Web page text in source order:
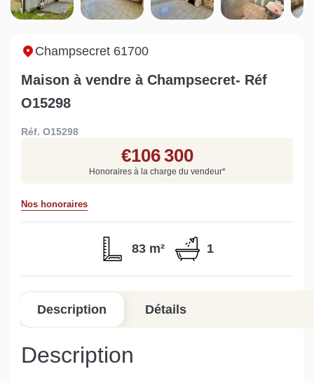
Sarthe pour booster sa
vente
quelles sont les
conséquences ?
Estimez votre bien en ligne.
en quelques clics.
Champsecret 61700
Maison à vendre à Champsecret- Réf
O15298
Réf. O15298
€106 300
Honoraires à la charge du vendeur*
Nos honoraires
83 m² 1
Description Détails
Description